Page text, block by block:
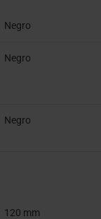
Negro
Negro
Negro
120 mm